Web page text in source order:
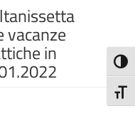
vacanze
in